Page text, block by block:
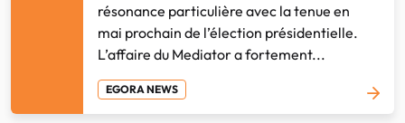
résonance particulière avec la tenue en
mai prochain de l’élection présidentielle.
L’affaire du Mediator a fortement...
EGORA NEWS